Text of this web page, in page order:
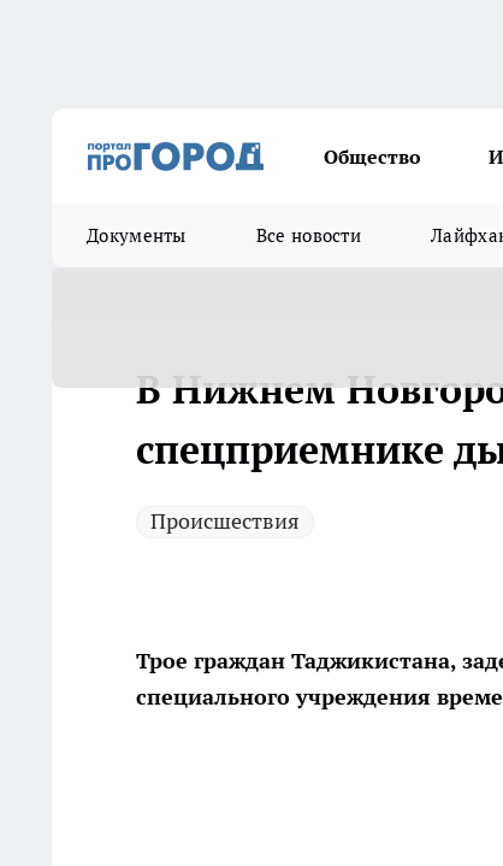
Общество
Документы Все новости
В Нижнем
спецприемнике
Происшествия
Трое граждан Таджикистана,
специального учреждения